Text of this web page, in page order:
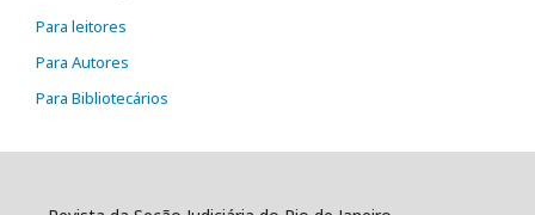
Para leitores
Para Autores
Para Bibliotecários